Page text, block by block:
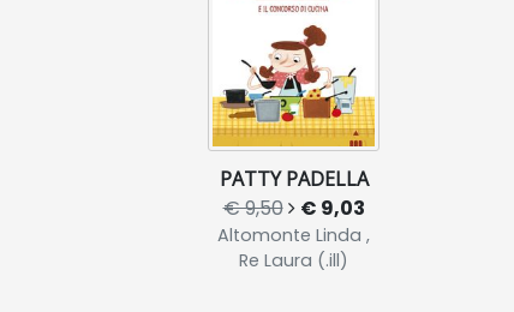
PATTY PADELLA
€ 9,50 € 9,03
Altomonte Linda ,
Re Laura (.ill)